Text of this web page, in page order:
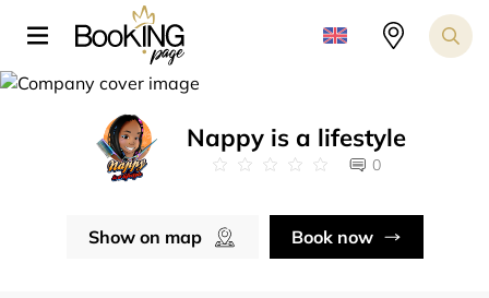
Nappy is a lifestyle
0
Show on map Book now